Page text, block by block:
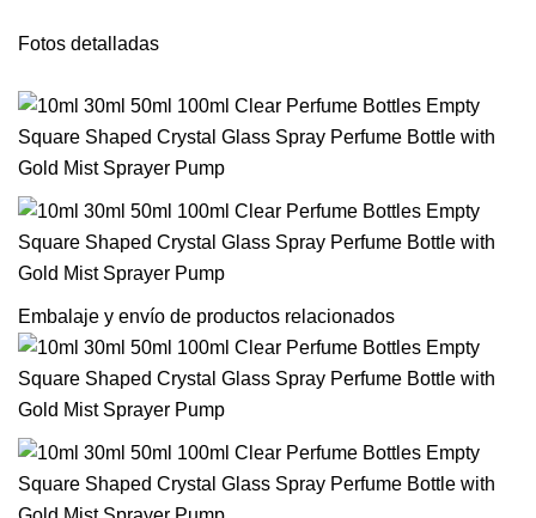
Fotos detalladas
Embalaje y envío de productos relacionados